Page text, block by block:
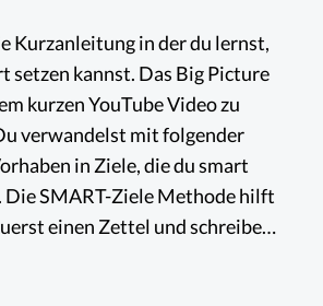
Kurzanleitung in der du lernst,
setzen kannst. Das Big Picture
kurzen YouTube Video zu
verwandelst mit folgender
in Ziele, die du smart
Die SMART-Ziele Methode hilft
einen Zettel und schreibe…